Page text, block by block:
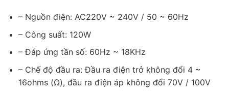
– Nguồn điện: AC220V ~ 240V / 50 ~ 60Hz
– Công suất: 120W
– Đáp ứng tần số: 60Hz ~ 18KHz
– Chế độ đầu ra: Đầu ra điện trở không đổi 4 ~
16ohms (Ω), đầu ra điện áp không đổi 70V / 100V